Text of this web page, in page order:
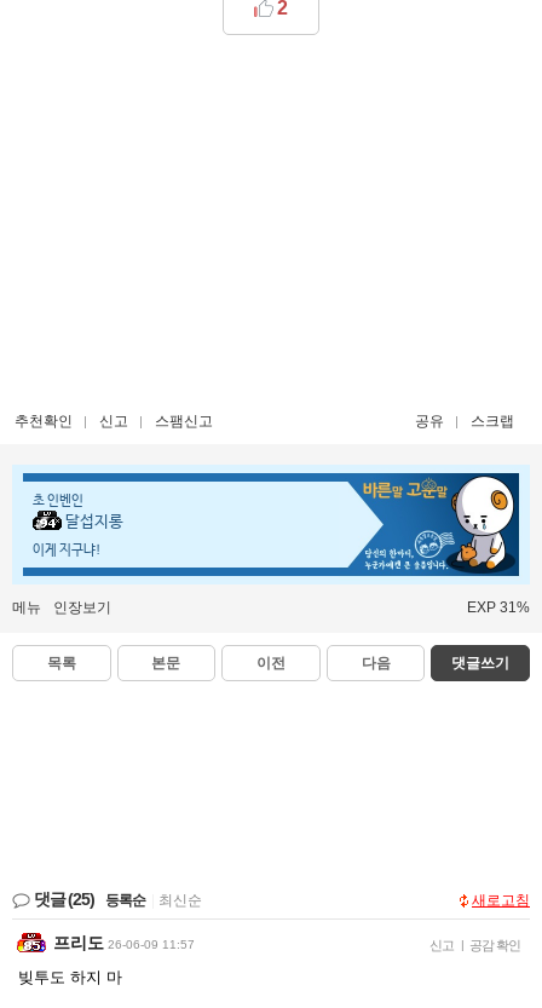
2
추천확인 신고 스팸신고 공유 스크랩
초 인벤인
달섭지롱
이게 지구냐!
메뉴 인장보기 EXP 31%
목록 본문 이전 다음 댓글쓰기
댓글(25) 등록순 최신순 새로고침
프리도 26-06-09 11:57 신고 | 공감 확인
빚투도 하지 마